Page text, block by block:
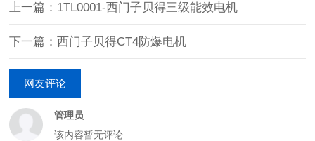
上一篇：1TL0001-西门子贝得三级能效电机
下一篇：西门子贝得CT4防爆电机
网友评论
管理员
该内容暂无评论